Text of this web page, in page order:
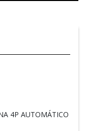
4P AUTOMÁTICO